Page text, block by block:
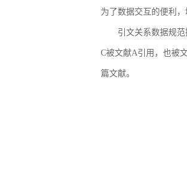
为了数据交互的便利
引文关系数据规
C被文献A引用，也被
篇文献。